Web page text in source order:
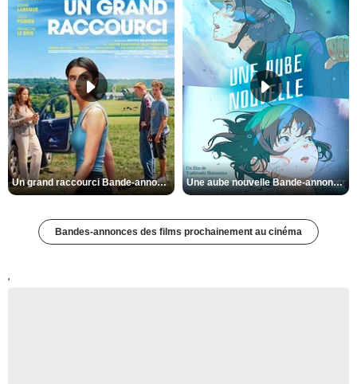
Un grand raccourci Bande-annonce VF Une aube nouvelle Bande-annonce VO STFR
Bandes-annonces des films prochainement au cinéma
'